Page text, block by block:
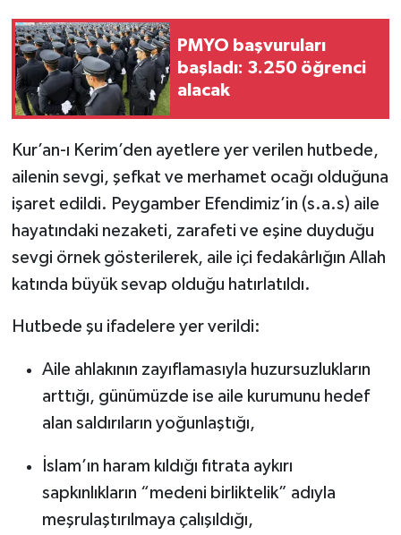
PMYO başvuruları
başladı: 3.250 öğrenci
alacak
Kur’an-ı Kerim’den ayetlere yer verilen hutbede,
ailenin sevgi, şefkat ve merhamet ocağı olduğuna
işaret edildi. Peygamber Efendimiz’in (s.a.s) aile
hayatındaki nezaketi, zarafeti ve eşine duyduğu
sevgi örnek gösterilerek, aile içi fedakârlığın Allah
katında büyük sevap olduğu hatırlatıldı.
Hutbede şu ifadelere yer verildi:
Aile ahlakının zayıflamasıyla huzursuzlukların
arttığı, günümüzde ise aile kurumunu hedef
alan saldırıların yoğunlaştığı,
İslam’ın haram kıldığı fıtrata aykırı
sapkınlıkların “medeni birliktelik” adıyla
meşrulaştırılmaya çalışıldığı,